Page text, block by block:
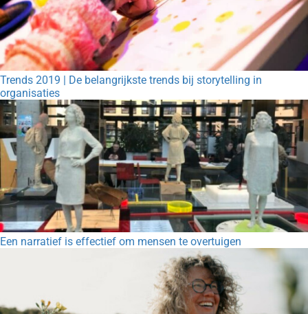
Trends 2019 | De belangrijkste trends bij storytelling in
organisaties
Een narratief is effectief om mensen te overtuigen